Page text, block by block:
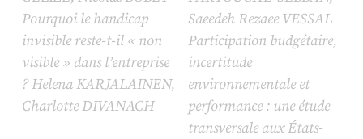
Pourquoi le handicap
invisible reste-t-il « non
visible » dans l’entreprise
? Helena KARJALAINEN,
Charlotte DIVANACH
Saeedeh Rezaee VESSAL
Participation budgétaire,
incertitude
environnementale et
performance : une étude
transversale aux États-